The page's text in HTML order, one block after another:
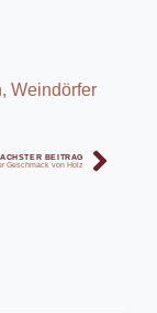
,Weindörfer
BEITRAG
Geschmack von Holz